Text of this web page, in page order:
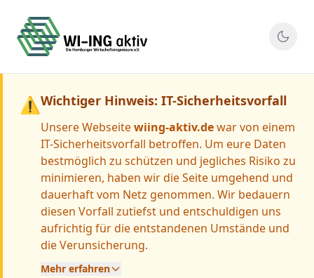
⚠Wichtiger Hinweis: IT-Sicherheitsvorfall
Unsere Webseitewiing-aktiv.dewar von einem
IT-Sicherheitsvorfall betroffen. Um eure Daten
bestmöglich zu schützen und jegliches Risiko zu
minimieren, haben wir die Seite umgehend und
dauerhaft vom Netz genommen. Wir bedauern
diesen Vorfall zutiefst und entschuldigen uns
aufrichtig für die entstandenen Umstände und
die Verunsicherung.
Mehr erfahren